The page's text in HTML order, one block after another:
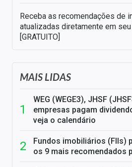
Receba as recomendações de
atualizadas diretamente em
[GRATUITO]
MAIS LIDAS
WEG (WEGE3), JHSF
empresas pagam
veja o calendário
Fundos imobiliários (FIIs)
os 9 mais recomendados